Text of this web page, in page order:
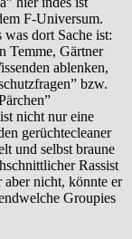
F-Universum.
dort Sache ist:
Temme, Gärtner
ablenken,
bzw.
nicht nur eine
gerüchtecleaner
und selbst braune
Rassist
nicht, könnte er
Groupies